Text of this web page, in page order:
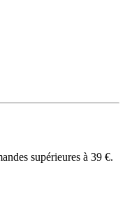
supérieures à 39 €.